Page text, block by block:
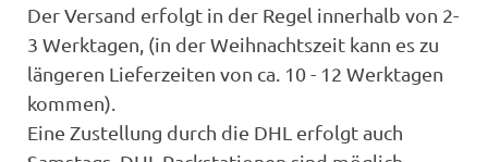
Der Versand erfolgt in der Regel innerhalb von 2-
3 Werktagen, (in der Weihnachtszeit kann es zu
längeren Lieferzeiten von ca. 10 - 12 Werktagen
kommen).
Eine Zustellung durch die DHL erfolgt auch